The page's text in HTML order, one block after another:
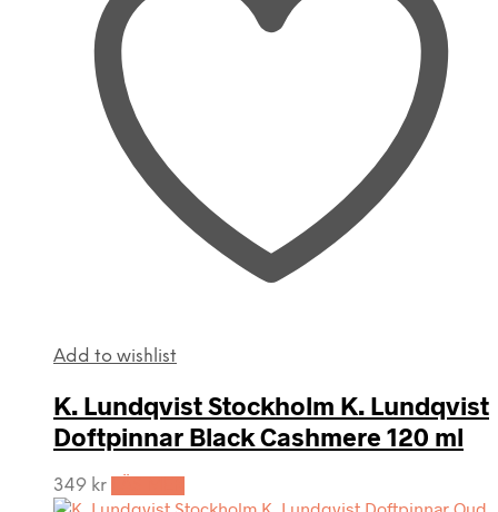
Add to wishlist
K. Lundqvist Stockholm K. Lundqvist
Doftpinnar Black Cashmere 120 ml
349 kr